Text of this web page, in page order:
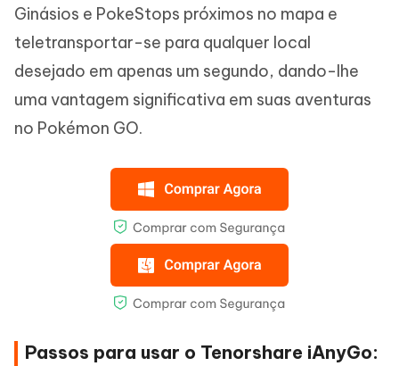
Ginásios e PokeStops próximos no mapa e
teletransportar-se para qualquer local
desejado em apenas um segundo, dando-lhe
uma vantagem significativa em suas aventuras
no Pokémon GO.
Passos para usar o Tenorshare iAnyGo: